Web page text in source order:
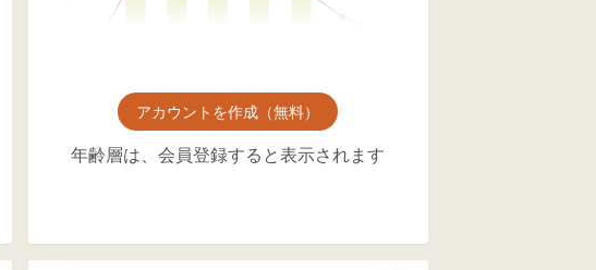
アカウントを作成（無料）
年齢層は、会員登録すると表示されます